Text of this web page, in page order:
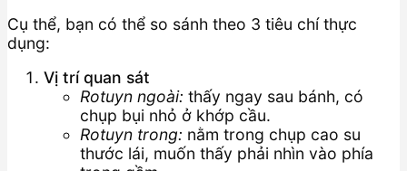
Cụ thể, bạn có thể so sánh theo 3 tiêu chí thực
dụng:
Vị trí quan sát
Rotuyn ngoài: thấy ngay sau bánh, có
chụp bụi nhỏ ở khớp cầu.
Rotuyn trong: nằm trong chụp cao su
thước lái, muốn thấy phải nhìn vào phía